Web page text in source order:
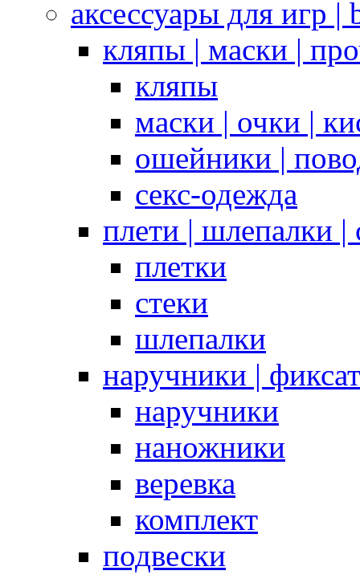
аксессуары для игр |
кляпы | маски |
кляпы
маски | очки |
ошейники |
секс-одежда
плети | шлепалки |
плетки
стеки
шлепалки
наручники |
наручники
наножники
веревка
комплект
подвески